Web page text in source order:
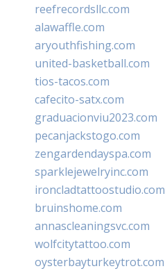
reefrecordsllc.com
alawaffle.com
aryouthfishing.com
united-basketball.com
tios-tacos.com
cafecito-satx.com
graduacionviu2023.com
pecanjackstogo.com
zengardendayspa.com
sparklejewelryinc.com
ironcladtattoostudio.com
bruinshome.com
annascleaningsvc.com
wolfcitytattoo.com
oysterbayturkeytrot.com